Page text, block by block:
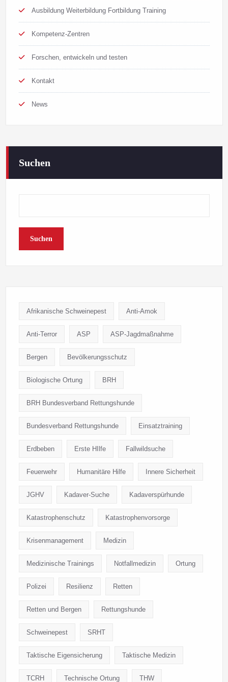
Ausbildung Weiterbildung Fortbildung Training
Kompetenz-Zentren
Forschen, entwickeln und testen
Kontakt
News
Suchen
Suchen
Afrikanische Schweinepest Anti-Amok
Anti-Terror ASP ASP-Jagdmaßnahme
Bergen Bevölkerungsschutz
Biologische Ortung BRH
BRH Bundesverband Rettungshunde
Bundesverband Rettungshunde Einsatztraining
Erdbeben Erste HIlfe Fallwildsuche
Feuerwehr Humanitäre Hilfe Innere Sicherheit
JGHV Kadaver-Suche Kadaverspürhunde
Katastrophenschutz Katastrophenvorsorge
Krisenmanagement Medizin
Medizinische Trainings Notfallmedizin Ortung
Polizei Resilienz Retten
Retten und Bergen Rettungshunde
Schweinepest SRHT
Taktische Eigensicherung Taktische Medizin
TCRH Technische Ortung THW